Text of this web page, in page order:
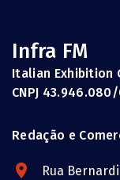
Infra FM
Italian Exhibition
CNPJ
Redação e
Rua